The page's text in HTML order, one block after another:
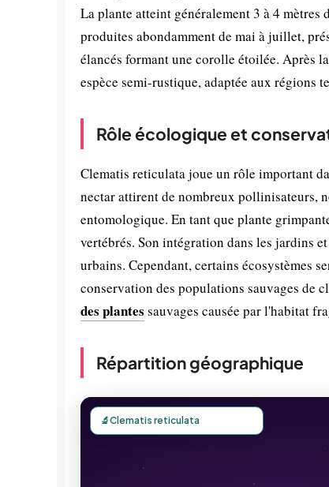
La plante atteint généralement 3 à 4
produites abondamment de mai à juillet,
élancés formant une corolle étoilée. Après
espèce semi-rustique, adaptée aux régions
Rôle écologique et
Clematis reticulata joue un rôle important
nectar attirent de nombreux pollinisateurs,
entomologique. En tant que plante
vertébrés. Son intégration dans les jardins
urbains. Cependant, certains écosystèmes
conservation des populations sauvages de
des plantes sauvages causée par l'habitat
Répartition géographique